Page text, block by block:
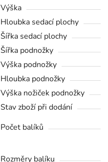
Výška
Hloubka sedací plochy
Šířka sedací plochy
Šířka podnožky
Výška podnožky
Hloubka podnožky
Výška nožiček podnožky
Stav zboží při dodání
Počet balíků
Rozměry balíku